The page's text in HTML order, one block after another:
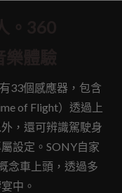
33個感應器，包含
of Flight）透過上
，還可辨識駕駛身
設定。SONY自家
念車上頭，透過多
中。